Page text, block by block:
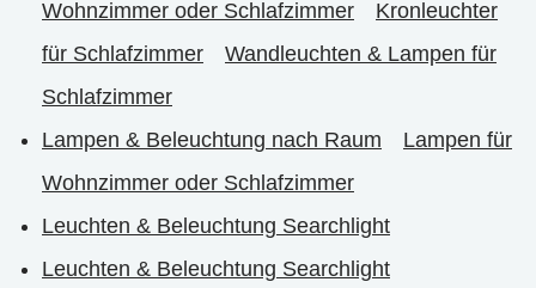
Wohnzimmer oder Schlafzimmer
Kronleuchter
für Schlafzimmer
Wandleuchten & Lampen für
Schlafzimmer
Lampen & Beleuchtung nach Raum
Lampen für
Wohnzimmer oder Schlafzimmer
Leuchten & Beleuchtung Searchlight
Leuchten & Beleuchtung Searchlight